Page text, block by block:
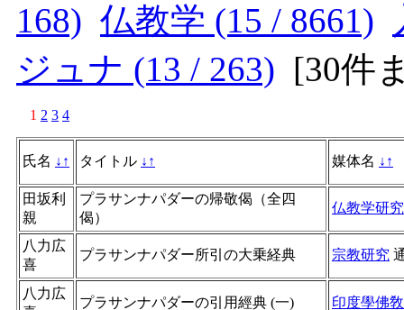
168) 仏教学 (15 / 8661)
ジュナ (13 / 263) [30件
1 2 3 4
氏名 ↓ ↑ タイトル ↓ ↑ 媒体名 ↓ ↑
田坂利
親
プラサンナパダーの帰敬偈（全四
偈）
仏教学研究
八力広
喜
プラサンナパダー所引の大乗経典 宗教研究
八力広
プラサンナパダーの引用經典 (一) 印度學佛